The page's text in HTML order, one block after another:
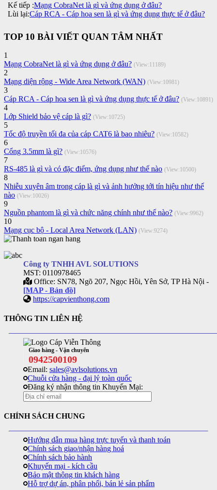
Kế tiếp :Mạng CobraNet là gì và ứng dụng ở đâu?
Lùi lại:Cáp RCA - Cáp hoa sen là gì và ứng dụng thực tế ở đâu?
TOP 10 BÀI VIẾT QUAN TÂM NHẤT
1
Mạng CobraNet là gì và ứng dụng ở đâu? (View:11189)
2
Mạng diện rộng - Wide Area Network (WAN) (View:10981)
3
Cáp RCA - Cáp hoa sen là gì và ứng dụng thực tế ở đâu? (View:10891)
4
Lớp Shield bảo vệ cáp là gì? (View:10725)
5
Tốc độ truyền tối đa của cáp CAT6 là bao nhiêu? (View:10582)
6
Cổng 3.5mm là gì? (View:10576)
7
RS-485 là gì và có đặc điểm, ứng dụng như thế nào (View:10500)
8
Nhiễu xuyên âm trong cáp là gì và ảnh hưởng tới tín hiệu như thế
nào (View:10026)
9
Nguồn phantom là gì và chức năng chính như thế nào? (View:9962)
10
Mạng cục bộ - Local Area Network (LAN) (View:9274)
Công ty TNHH AVL SOLUTIONS
MST: 0110978465
Office: SN78, Ngõ 207, Ngọc Hồi, Yên Sở, TP Hà Nội -
[MAP - Bản đồ]
https://capvienthong.com
THÔNG TIN LIÊN HỆ
Giao hàng - Vận chuyển
0942500109
Email: sales@avlsolutions.vn
Chuỗi cửa hàng - đại lý toàn quốc
Đăng ký nhận thông tin Khuyến Mại:
CHÍNH SÁCH CHUNG
Hướng dẫn mua hàng trực tuyến và thanh toán
Chính sách giao/nhận hàng hoá
Chính sách bảo hành
Khuyến mại - kích cầu
Bảo mật thông tin khách hàng
Hỗ trợ dự án, phân phối, bán lẻ sản phẩm